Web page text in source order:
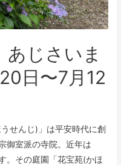
あじさいま
日〜7月12
せんじ)」は平安時代に創
御室派の寺院。近年は
。その庭園「花宝苑(かほ